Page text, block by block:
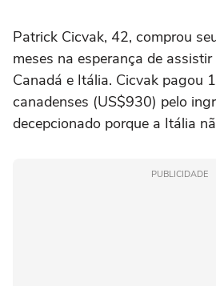
Patrick Cicvak, 42, comprou
meses na esperança de
Canadá e Itália. Cicvak pagou
canadenses (US$930) pelo
decepcionado porque a Itália
PUBLICIDADE